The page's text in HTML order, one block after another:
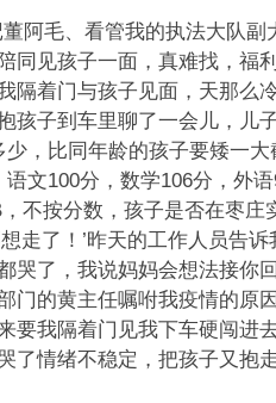
阿毛、看管我的执法大队副
同见孩子一面，真难找，福
隔着门与孩子见面，天那么
孩子到车里聊了一会儿，儿
，比同年龄的孩子要矮一
文100分，数学106分，外
不按分数，孩子是否在枣庄
走了！’昨天的工作人员告
哭了，我说妈妈会想法接你
门的黄主任嘱咐我疫情的原
要我隔着门见我下车硬闯进
了情绪不稳定，把孩子又抱